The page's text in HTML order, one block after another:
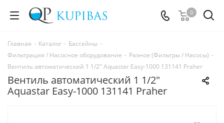
0
Главная - Каталог - Бассейны -
Фильтрация / Насосное оборудование - Разное (Фильтры / Насосы) -
Вентиль автоматический 1 1/2" Aquastar Easy-1000 131141 Praher
Вентиль автоматический 1 1/2"
Aquastar Easy-1000 131141 Praher